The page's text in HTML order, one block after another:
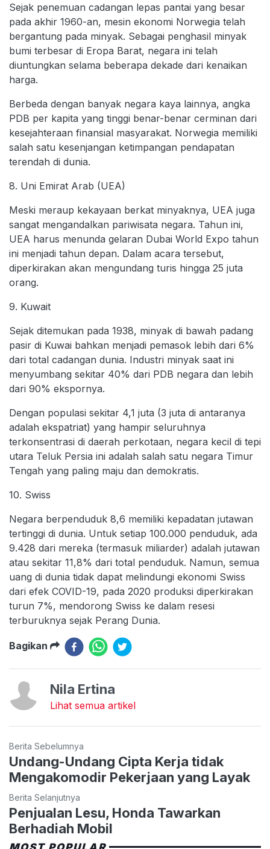
Sejak penemuan cadangan lepas pantai yang besar
pada akhir 1960-an, mesin ekonomi Norwegia telah
bergantung pada minyak. Sebagai penghasil minyak
bumi terbesar di Eropa Barat, negara ini telah
diuntungkan selama beberapa dekade dari kenaikan
harga.
Berbeda dengan banyak negara kaya lainnya, angka
PDB per kapita yang tinggi benar-benar cerminan dari
kesejahteraan finansial masyarakat. Norwegia memiliki
salah satu kesenjangan ketimpangan pendapatan
terendah di dunia.
8. Uni Emirat Arab (UEA)
Meski meraup kekayaan berkat minyaknya, UEA juga
sangat mengandalkan pariwisata negara. Tahun ini,
UEA harus menunda gelaran Dubai World Expo tahun
ini menjadi tahun depan. Dalam acara tersebut,
diperkirakan akan mengundang turis hingga 25 juta
orang.
9. Kuwait
Sejak ditemukan pada 1938, minyak di bawah padang
pasir di Kuwai bahkan menjadi pemasok lebih dari 6%
dari total cadangan dunia. Industri minyak saat ini
menyumbang sekitar 40% dari PDB negara dan lebih
dari 90% ekspornya.
Dengan populasi sekitar 4,1 juta (3 juta di antaranya
adalah ekspatriat) yang hampir seluruhnya
terkonsentrasi di daerah perkotaan, negara kecil di tepi
utara Teluk Persia ini adalah salah satu negara Timur
Tengah yang paling maju dan demokratis.
10. Swiss
Negara berpenduduk 8,6 memiliki kepadatan jutawan
tertinggi di dunia. Untuk setiap 100.000 penduduk, ada
9.428 dari mereka (termasuk miliarder) adalah jutawan
atau sekitar 11,8% dari total penduduk. Namun, semua
uang di dunia tidak dapat melindungi ekonomi Swiss
dari efek COVID-19, pada 2020 produksi diperkirakan
turun 7%, mendorong Swiss ke dalam resesi
terburuknya sejak Perang Dunia.
Bagikan
Nila Ertina
Lihat semua artikel
Berita Sebelumnya
Undang-Undang Cipta Kerja tidak
Mengakomodir Pekerjaan yang Layak
Berita Selanjutnya
Penjualan Lesu, Honda Tawarkan
Berhadiah Mobil